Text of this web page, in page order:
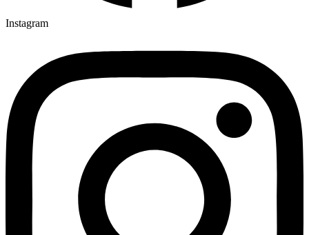
Instagram